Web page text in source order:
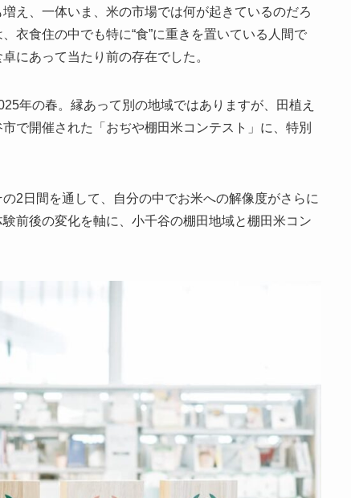
え、一体いま、米の市場では何が起きているのだろ
衣食住の中でも特に“食”に重きを置いている人間で
にあって当たり前の存在でした。
年の春。縁あって別の地域ではありますが、田植え
で開催された「おぢや棚田米コンテスト」に、特別
2日間を通して、自分の中でお米への解像度がさらに
前後の変化を軸に、小千谷の棚田地域と棚田米コン